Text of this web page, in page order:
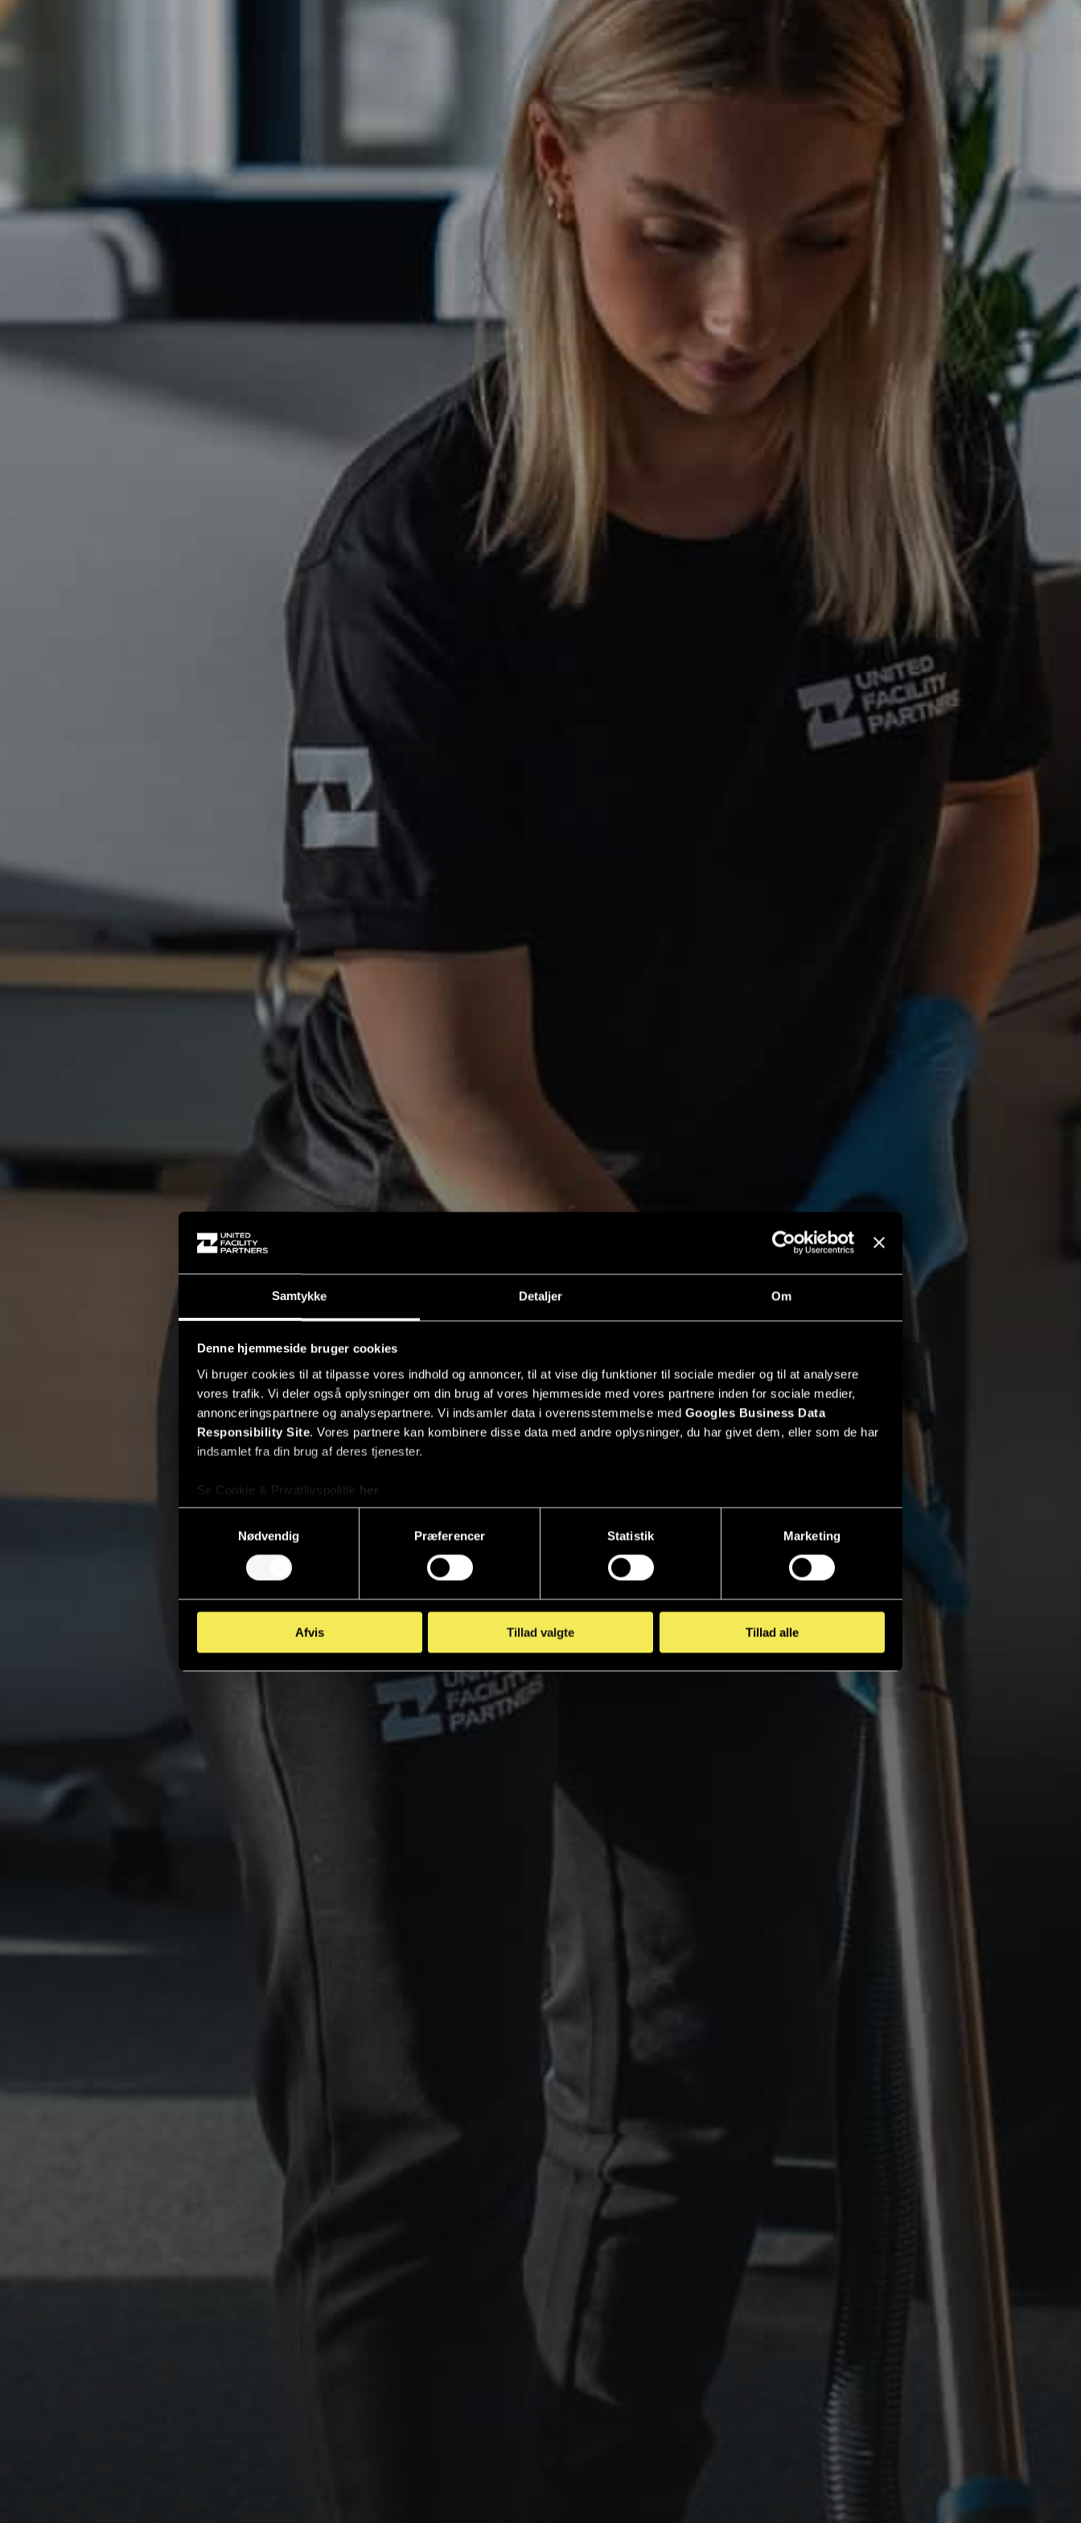
Samtykke Detaljer Om
Denne hjemmeside bruger cookies
Vi bruger cookies til at tilpasse vores indhold og annoncer, til at vise dig funktioner til sociale medier og til at analysere
vores trafik. Vi deler også oplysninger om din brug af vores hjemmeside med vores partnere inden for sociale medier,
annonceringspartnere og analysepartnere. Vi indsamler data i overensstemmelse med Googles Business Data
Responsibility Site. Vores partnere kan kombinere disse data med andre oplysninger, du har givet dem, eller som de har
indsamlet fra din brug af deres tjenester.
Se Cookie & Privatlivspolitik her
Nødvendig
Præferencer Statistik Marketing
Afvis Tillad valgte Tillad alle